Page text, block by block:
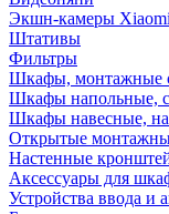
Экшн-камеры Xiaomi
Штативы
Фильтры
Шкафы, монтажные
Шкафы напольные,
Шкафы навесные,
Открытые
Настенные
Аксессуары для
Устройства ввода и